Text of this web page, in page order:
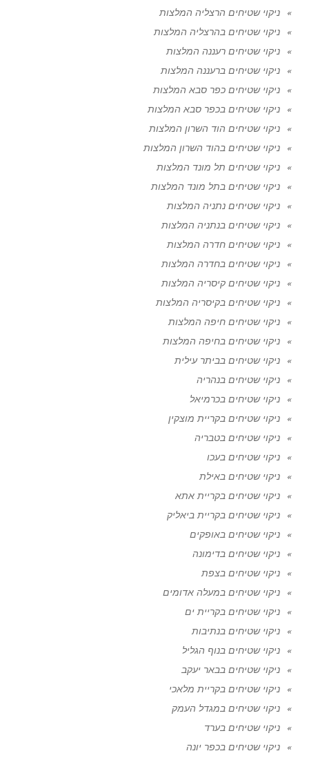
ניקוי שטיחים הרצליה המלצות
ניקוי שטיחים בהרצליה המלצות
ניקוי שטיחים רעננה המלצות
ניקוי שטיחים ברעננה המלצות
ניקוי שטיחים כפר סבא המלצות
ניקוי שטיחים בכפר סבא המלצות
ניקוי שטיחים הוד השרון המלצות
ניקוי שטיחים בהוד השרון המלצות
ניקוי שטיחים תל מונד המלצות
ניקוי שטיחים בתל מונד המלצות
ניקוי שטיחים נתניה המלצות
ניקוי שטיחים בנתניה המלצות
ניקוי שטיחים חדרה המלצות
ניקוי שטיחים בחדרה המלצות
ניקוי שטיחים קיסריה המלצות
ניקוי שטיחים בקיסריה המלצות
ניקוי שטיחים חיפה המלצות
ניקוי שטיחים בחיפה המלצות
ניקוי שטיחים בביתר עילית
ניקוי שטיחים בנהריה
ניקוי שטיחים בכרמיאל
ניקוי שטיחים בקריית מוצקין
ניקוי שטיחים בטבריה
ניקוי שטיחים בעכו
ניקוי שטיחים באילת
ניקוי שטיחים בקריית אתא
ניקוי שטיחים בקריית ביאליק
ניקוי שטיחים באופקים
ניקוי שטיחים בדימונה
ניקוי שטיחים בצפת
ניקוי שטיחים במעלה אדומים
ניקוי שטיחים בקריית ים
ניקוי שטיחים בנתיבות
ניקוי שטיחים בנוף הגליל
ניקוי שטיחים בבאר יעקב
ניקוי שטיחים בקריית מלאכי
ניקוי שטיחים במגדל העמק
ניקוי שטיחים בערד
ניקוי שטיחים בכפר יונה